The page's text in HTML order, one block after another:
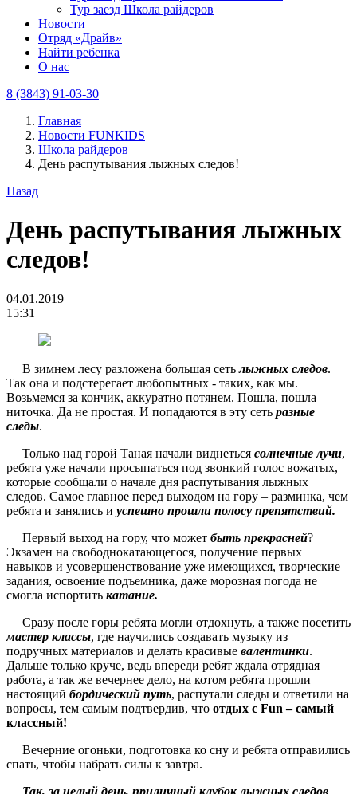
Тур заезд Школа райдеров
Новости
Отряд «Драйв»
Найти ребенка
О нас
8 (3843) 91-03-30
Главная
Новости FUNKIDS
Школа райдеров
День распутывания лыжных следов!
Назад
День распутывания лыжных
следов!
04.01.2019
15:31
В зимнем лесу разложена большая сетьлыжных следов.
Так она и подстерегает любопытных - таких, как мы.
Возьмемся за кончик, аккуратно потянем. Пошла, пошла
ниточка. Да не простая. И попадаются в эту сеть разные
следы.
Только над горой Таная начали виднеться солнечные лучи,
ребята уже начали просыпаться под звонкий голос вожатых,
которые сообщали о начале дня распутывания лыжных
следов. Самое главное перед выходом на гору – разминка, чем
ребята и занялись и успешно прошли полосу препятствий.
Первый выход на гору, что может быть прекрасней?
Экзамен на свободнокатающегося, получение первых
навыков и усовершенствование уже имеющихся, творческие
задания, освоение подъемника, даже морозная погода не
смогла испортить катание.
Сразу после горы ребята могли отдохнуть, а также посетить
мастер классы, где научились создавать музыку из
подручных материалов и делать красивые валентинки.
Дальше только круче, ведь впереди ребят ждала отрядная
работа, а так же вечернее дело, на котом ребята прошли
настоящий бордический путь, распутали следы и ответили на
вопросы, тем самым подтвердив, что отдых с Fun – самый
классный!
Вечерние огоньки, подготовка ко сну и ребята отправились
спать, чтобы набрать силы к завтра.
Так, за целый день, приличный клубок лыжных следов